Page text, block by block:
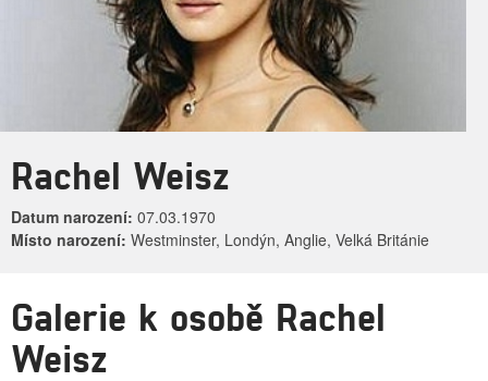
Rachel Weisz
Datum narození: 07.03.1970
Místo narození: Westminster, Londýn, Anglie, Velká Británie
Galerie k osobě Rachel
Weisz